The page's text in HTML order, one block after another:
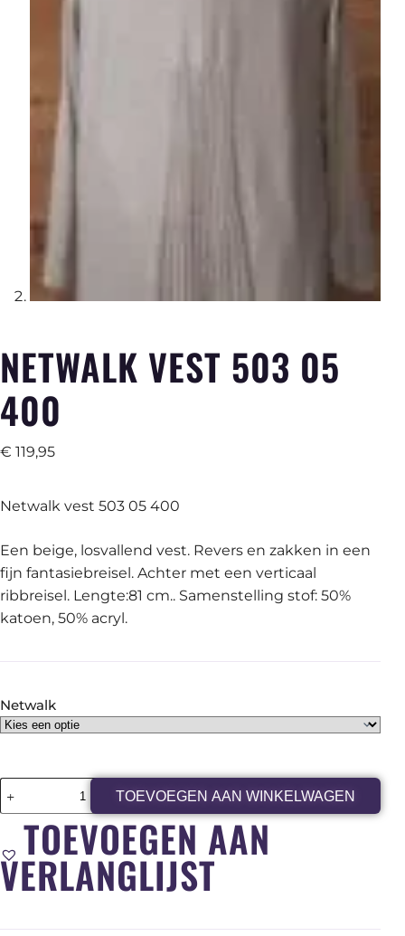
NETWALK VEST 503 05
400
€ 119,95
Netwalk vest 503 05 400
Een beige, losvallend vest. Revers en zakken in een
fijn fantasiebreisel. Achter met een verticaal
ribbreisel. Lengte:81 cm.. Samenstelling stof: 50%
katoen, 50% acryl.
Netwalk
TOEVOEGEN AAN WINKELWAGEN
TOEVOEGEN AAN
VERLANGLIJST